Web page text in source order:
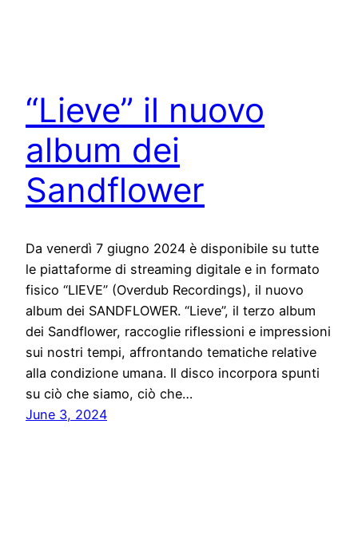
“Lieve” il nuovo
album dei
Sandflower
Da venerdì 7 giugno 2024 è disponibile su tutte
le piattaforme di streaming digitale e in formato
fisico “LIEVE” (Overdub Recordings), il nuovo
album dei SANDFLOWER. “Lieve”, il terzo album
dei Sandflower, raccoglie riflessioni e impressioni
sui nostri tempi, affrontando tematiche relative
alla condizione umana. Il disco incorpora spunti
su ciò che siamo, ciò che…
June 3, 2024